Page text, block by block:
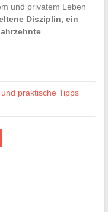
und privatem Leben
Disziplin, ein
praktische Tipps